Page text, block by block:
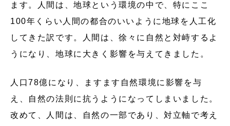
ます。人間は、地球という環境の中で、特にここ
100年くらい人間の都合のいいように地球を人工化
してきた訳です。人間は、徐々に自然と対峙するよ
うになり、地球に大きく影響を与えてきました。
人口78億になり、ますます自然環境に影響を与
え、自然の法則に抗うようになってしまいました。
改めて、人間は、自然の一部であり、対立軸で考え